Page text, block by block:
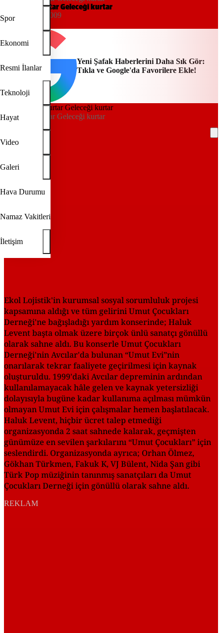
Spor
Ekonomi
Resmi İlanlar
Teknoloji
Hayat
Video
Galeri
Hava Durumu
Namaz Vakitleri
İletişim
Bir çocuk kurtar Geleceği kurtar
00:00, 09/08/2009
Yeni Şafak
Yeni Şafak Haberlerini Daha Sık Gör:
Tıkla ve Google'da Favorilere Ekle!
Bir çocuk kurtar Geleceği kurtar
Ekol Lojistik'in kurumsal sosyal sorumluluk projesi
kapsamına aldığı ve tüm gelirini Umut Çocukları
Derneği'ne bağışladığı yardım konserinde; Haluk
Levent başta olmak üzere birçok ünlü sanatçı gönüllü
olarak sahne aldı. Bu konserle Umut Çocukları
Derneği'nin Avcılar'da bulunan “Umut Evi”nin
onarılarak tekrar faaliyete geçirilmesi için kaynak
oluşturuldu. 1999'daki Avcılar depreminin ardından
kullanılamayacak hâle gelen ve kaynak yetersizliği
dolayısıyla bugüne kadar kullanıma açılması mümkün
olmayan Umut Evi için çalışmalar hemen başlatılacak.
Haluk Levent, hiçbir ücret talep etmediği
organizasyonda 2 saat sahnede kalarak, geçmişten
günümüze en sevilen şarkılarını “Umut Çocukları” için
seslendirdi. Organizasyonda ayrıca; Orhan Ölmez,
Gökhan Türkmen, Fakuk K, VJ Bülent, Nida Şan gibi
Türk Pop müziğinin tanınmış sanatçıları da Umut
Çocukları Derneği için gönüllü olarak sahne aldı.
REKLAM